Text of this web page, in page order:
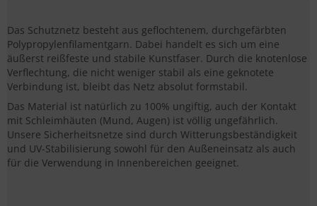
Das Schutznetz besteht aus geflochtenem, durchgefärbten
Polypropylenfilamentgarn. Dabei handelt es sich um eine
äußerst reißfeste und stabile Kunstfaser. Durch die knotenlose
Verflechtung, die nicht weniger stabil als eine geknotete
Verbindung ist, bleibt das Netz absolut formstabil.
Das Material ist natürlich zu 100% ungiftig, auch der Kontakt
mit Schleimhäuten (Mund, Augen) ist völlig ungefährlich.
Unsere Sicherheitsnetze sind durch Witterungsbeständigkeit
und UV-Stabilisierung sowohl für den Außeneinsatz als auch
für die Verwendung in Innenbereichen geeignet.